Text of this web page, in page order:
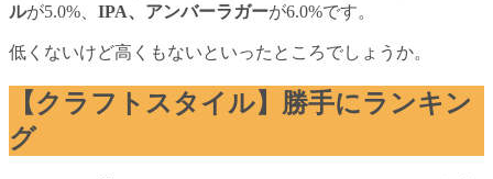
ルが5.0%、 IPA、アンバーラガーが6.0%です。
低くないけど高くもないといったところでしょうか。
【クラフトスタイル】勝手にランキン
グ